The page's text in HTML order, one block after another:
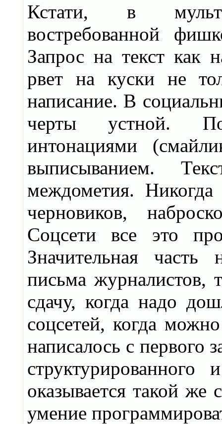
Кстати, в
востребованной
Запрос на текст как
рвет на куски не
написание. В
черты устной.
интонациями
выписыванием.
междометия. Никогда
черновиков,
Соцсети все это
Значительная часть
письма журналистов,
сдачу, когда надо
соцсетей, когда
написалось с первого
структурированного
оказывается такой же
умение